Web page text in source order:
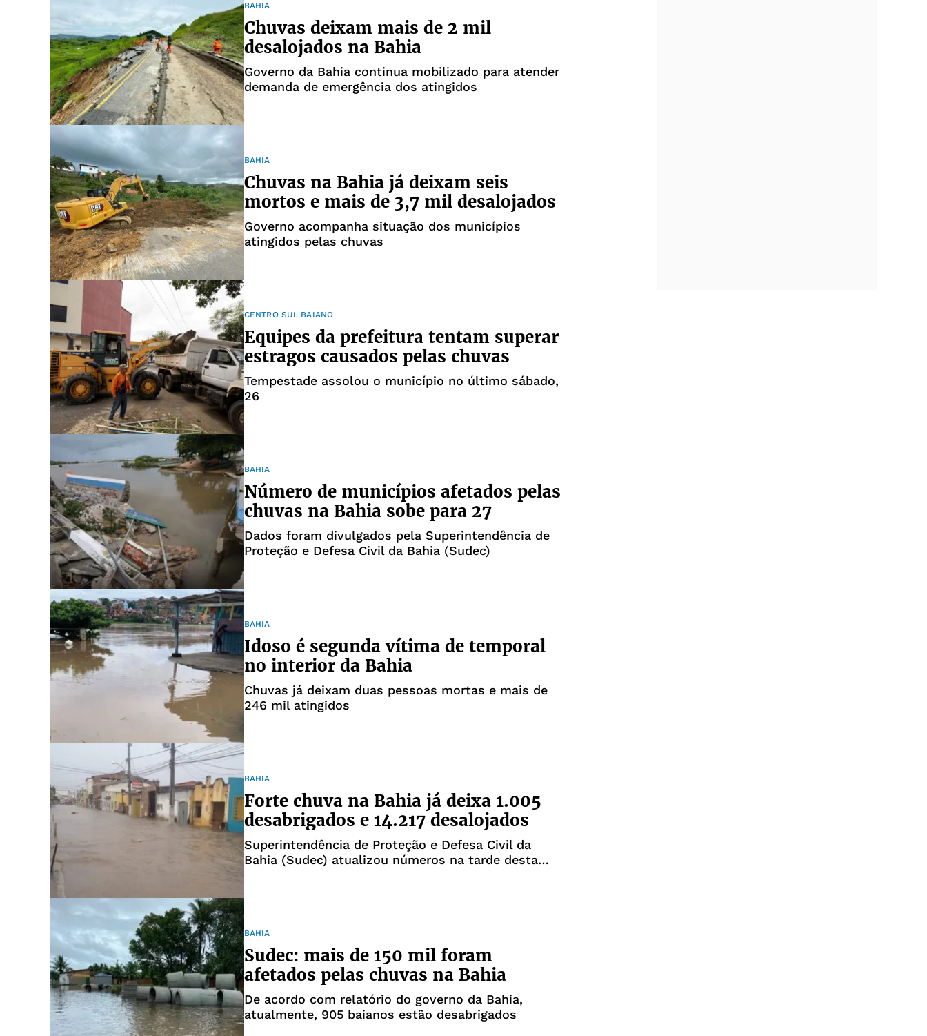
BAHIA
Chuvas deixam mais de 2 mil
desalojados na Bahia
Governo da Bahia continua mobilizado para atender
demanda de emergência dos atingidos
BAHIA
Chuvas na Bahia já deixam seis
mortos e mais de 3,7 mil desalojados
Governo acompanha situação dos municípios
atingidos pelas chuvas
CENTRO SUL BAIANO
Equipes da prefeitura tentam superar
estragos causados pelas chuvas
Tempestade assolou o município no último sábado,
26
BAHIA
Número de municípios afetados pelas
chuvas na Bahia sobe para 27
Dados foram divulgados pela Superintendência de
Proteção e Defesa Civil da Bahia (Sudec)
BAHIA
Idoso é segunda vítima de temporal
no interior da Bahia
Chuvas já deixam duas pessoas mortas e mais de
246 mil atingidos
BAHIA
Forte chuva na Bahia já deixa 1.005
desabrigados e 14.217 desalojados
Superintendência de Proteção e Defesa Civil da
Bahia (Sudec) atualizou números na tarde desta
BAHIA
Sudec: mais de 150 mil foram
afetados pelas chuvas na Bahia
De acordo com relatório do governo da Bahia,
atualmente, 905 baianos estão desabrigados